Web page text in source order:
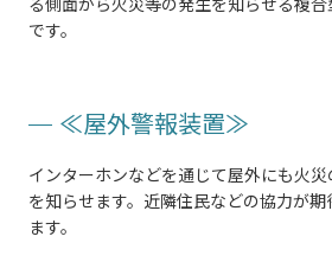
です。
≪屋外警報装置≫
インターホンなどを通じて屋外にも火災
を知らせます。近隣住民などの協力が期
ます。